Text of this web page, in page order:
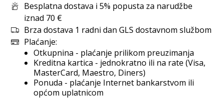
Besplatna dostava i 5% popusta za narudžbe
iznad 70 €
Brza dostava 1 radni dan GLS dostavnom službom
Plaćanje:
Otkupnina - plaćanje prilikom preuzimanja
Kreditna kartica - jednokratno ili na rate (Visa,
MasterCard, Maestro, Diners)
Ponuda - plaćanje Internet bankarstvom ili
općom uplatnicom